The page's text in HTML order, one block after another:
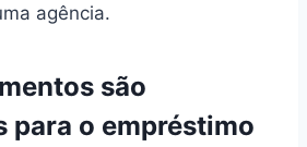
agência.
são
para o empréstimo